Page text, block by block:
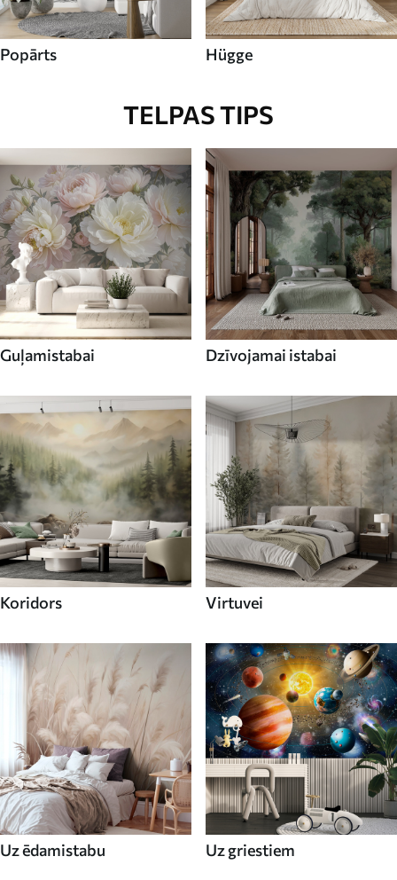
Popārts Hügge
TELPAS TIPS
Guļamistabai Dzīvojamai istabai
Koridors Virtuvei
Uz ēdamistabu Uz griestiem